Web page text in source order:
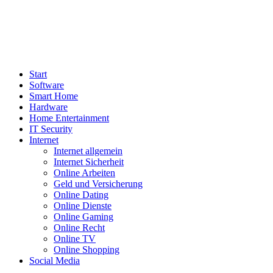
Start
Software
Smart Home
Hardware
Home Entertainment
IT Security
Internet
Internet allgemein
Internet Sicherheit
Online Arbeiten
Geld und Versicherung
Online Dating
Online Dienste
Online Gaming
Online Recht
Online TV
Online Shopping
Social Media